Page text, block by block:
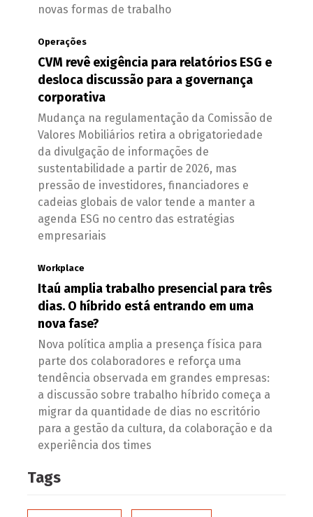
novas formas de trabalho
Operações
CVM revê exigência para relatórios ESG e
desloca discussão para a governança
corporativa
Mudança na regulamentação da Comissão de
Valores Mobiliários retira a obrigatoriedade
da divulgação de informações de
sustentabilidade a partir de 2026, mas
pressão de investidores, financiadores e
cadeias globais de valor tende a manter a
agenda ESG no centro das estratégias
empresariais
Workplace
Itaú amplia trabalho presencial para três
dias. O híbrido está entrando em uma
nova fase?
Nova política amplia a presença física para
parte dos colaboradores e reforça uma
tendência observada em grandes empresas:
a discussão sobre trabalho híbrido começa a
migrar da quantidade de dias no escritório
para a gestão da cultura, da colaboração e da
experiência dos times
Tags